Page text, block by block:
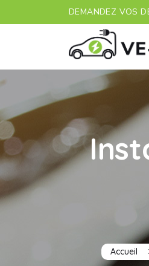
DEMANDEZ VOS
Accueil